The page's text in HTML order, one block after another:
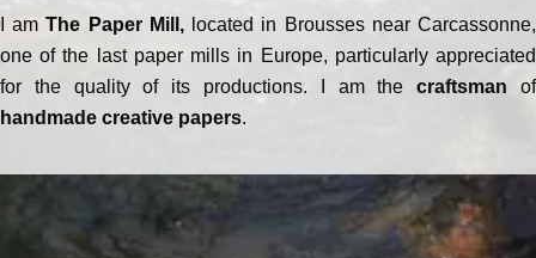
I amThe Paper Mill,located in Brousses near Carcassonne,
one of the last paper mills in Europe, particularly appreciated
for the quality of its productions. I am thecraftsman of
handmade creative papers.